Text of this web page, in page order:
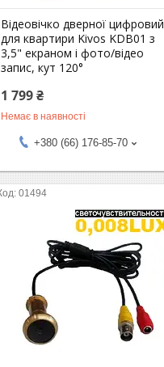
Відеовічко дверної цифровий
для квартири Kivos KDB01 з
3,5" екраном і фото/відео
запис, кут 120°
1 799 ₴
Немає в наявності
+380 (66) 176-85-70
01494